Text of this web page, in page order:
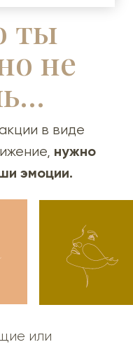
ты
не
в виде
нужно
эмоции.
или